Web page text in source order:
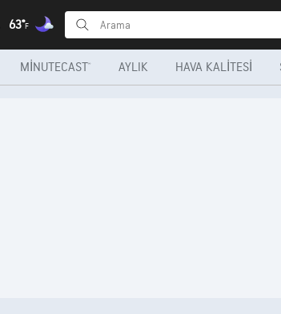
63°F
MINUTECAST® AYLIK HAVA KALITESI